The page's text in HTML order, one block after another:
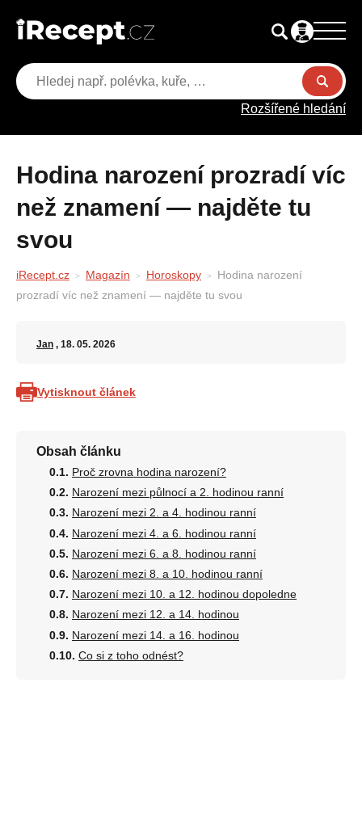
Rozšířené hledání
Hodina narození prozradí víc
než znamení — najděte tu
svou
iRecept.cz Magazín Horoskopy
Hodina narození
prozradí víc než znamení — najděte tu svou
Jan , 18. 05. 2026
Vytisknout článek
Obsah článku
Proč zrovna hodina narození?
Narození mezi půlnocí a 2. hodinou ranní
Narození mezi 2. a 4. hodinou ranní
Narození mezi 4. a 6. hodinou ranní
Narození mezi 6. a 8. hodinou ranní
Narození mezi 8. a 10. hodinou ranní
Narození mezi 10. a 12. hodinou dopoledne
Narození mezi 12. a 14. hodinou
Narození mezi 14. a 16. hodinou
Co si z toho odnést?